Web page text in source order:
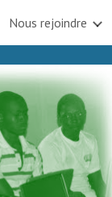
Nous rejoindre